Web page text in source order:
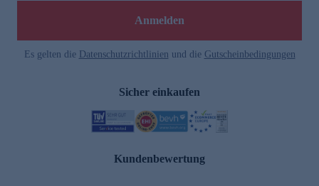
Anmelden
Es gelten die Datenschutzrichtlinien und die Gutscheinbedingungen
Sicher einkaufen
Kundenbewertung